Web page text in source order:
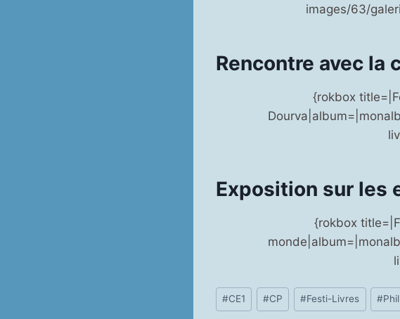
images/63/
Rencontre avec la
{rokbox
Exposition sur les
{rokbox
Étiquettes
de
#CE1 #CP #Festi-Livres #